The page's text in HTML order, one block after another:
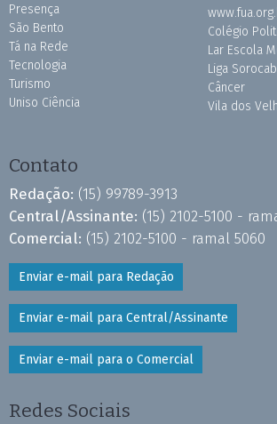
Presença
São Bento
Tá na Rede
Tecnologia
Turismo
Uniso Ciência
Colégio
Lar Escola
Liga
Câncer
Vila dos
Contato
Redação: (15) 99789-3913
Central/Assinante: (15) 2102-5100 -
Comercial: (15) 2102-5100 - ramal 5060
Enviar e-mail para Redação
Enviar e-mail para Central/Assinante
Enviar e-mail para o Comercial
Redes Sociais